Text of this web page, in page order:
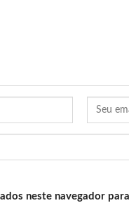
neste navegador